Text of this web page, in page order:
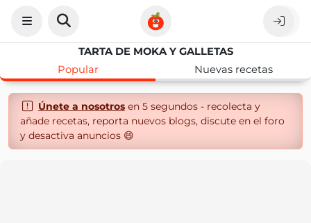
TARTA DE MOKA Y GALLETAS
Popular
Nuevas recetas
Únete a nosotrosen 5 segundos - recolecta y
añade recetas, reporta nuevos blogs, discute en el foro
y desactiva anuncios 😄